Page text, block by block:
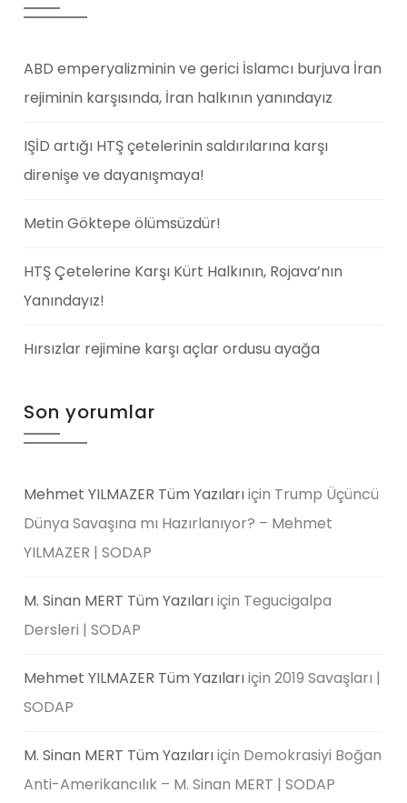
ABD emperyalizminin ve gerici İslamcı burjuva İran
rejiminin karşısında, İran halkının yanındayız
IŞİD artığı HTŞ çetelerinin saldırılarına karşı
direnişe ve dayanışmaya!
Metin Göktepe ölümsüzdür!
HTŞ Çetelerine Karşı Kürt Halkının, Rojava’nın
Yanındayız!
Hırsızlar rejimine karşı açlar ordusu ayağa
Son yorumlar
Mehmet YILMAZER Tüm Yazılarıiçin Trump Üçüncü
Dünya Savaşına mı Hazırlanıyor? – Mehmet
YILMAZER | SODAP
M. Sinan MERT Tüm Yazılarıiçin Tegucigalpa
Dersleri | SODAP
Mehmet YILMAZER Tüm Yazılarıiçin2019 Savaşları |
SODAP
M. Sinan MERT Tüm Yazılarıiçin Demokrasiyi Boğan
Anti-Amerikancılık – M. Sinan MERT | SODAP